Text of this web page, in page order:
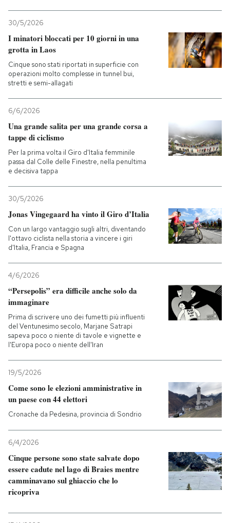
30/5/2026
I minatori bloccati per 10 giorni in una
grotta in Laos
Cinque sono stati riportati in superficie con
operazioni molto complesse in tunnel bui,
stretti e semi-allagati
6/6/2026
Una grande salita per una grande corsa a
tappe di ciclismo
Per la prima volta il Giro d'Italia femminile
passa dal Colle delle Finestre, nella penultima
e decisiva tappa
30/5/2026
Jonas Vingegaard ha vinto il Giro d’Italia
Con un largo vantaggio sugli altri, diventando
l'ottavo ciclista nella storia a vincere i giri
d'Italia, Francia e Spagna
4/6/2026
“Persepolis” era difficile anche solo da
immaginare
Prima di scrivere uno dei fumetti più influenti
del Ventunesimo secolo, Marjane Satrapi
sapeva poco o niente di tavole e vignette e
l'Europa poco o niente dell'Iran
19/5/2026
Come sono le elezioni amministrative in
un paese con 44 elettori
Cronache da Pedesina, provincia di Sondrio
6/4/2026
Cinque persone sono state salvate dopo
essere cadute nel lago di Braies mentre
camminavano sul ghiaccio che lo
ricopriva